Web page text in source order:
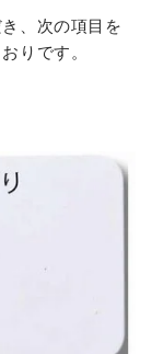
、次の項目を
りです。